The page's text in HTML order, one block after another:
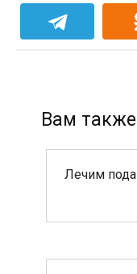
Вам
Лечим